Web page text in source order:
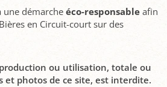
une démarche éco-responsable afin
en Circuit-court sur des
ou utilisation, totale ou
et photos de ce site, est interdite.